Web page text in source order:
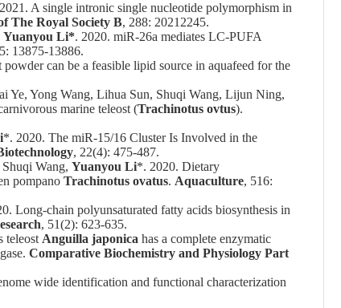
A single intronic single nucleotide polymorphism in
The Royal Society B, 288: 20212245.
Yuanyou Li*. 2020. miR-26a mediates LC-PUFA
13875-13886.
powder can be a feasible lipid source in aquafeed for the
Ye, Yong Wang, Lihua Sun, Shuqi Wang, Lijun Ning,
marine teleost (Trachinotus ovtus).
*. 2020. The miR-15/16 Cluster Is Involved in the
, 22(4): 475-487.
Wang, Yuanyou Li*. 2020. Dietary
pompano Trachinotus ovatus. Aquaculture, 516:
Long-chain polyunsaturated fatty acids biosynthesis in
, 51(2): 623-635.
teleost Anguilla japonica has a complete enzymatic
Comparative Biochemistry and Physiology Part
wide identification and functional characterization